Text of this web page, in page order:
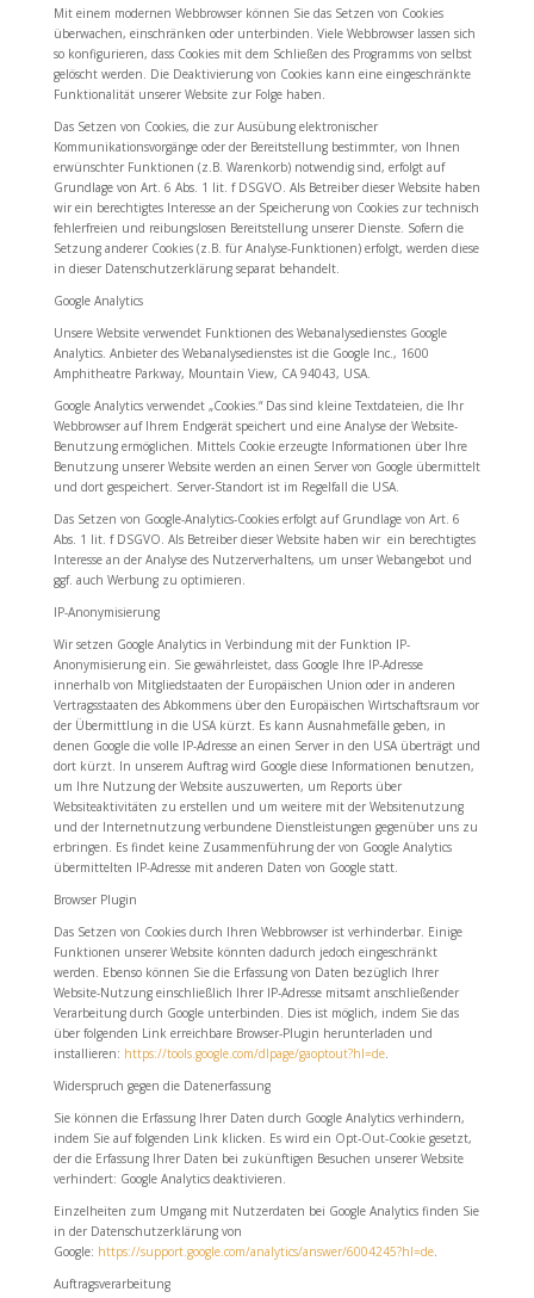
Mit einem modernen Webbrowser können Sie das Setzen von Cookies
überwachen, einschränken oder unterbinden. Viele Webbrowser lassen sich
so konfigurieren, dass Cookies mit dem Schließen des Programms von selbst
gelöscht werden. Die Deaktivierung von Cookies kann eine eingeschränkte
Funktionalität unserer Website zur Folge haben.
Das Setzen von Cookies, die zur Ausübung elektronischer
Kommunikationsvorgänge oder der Bereitstellung bestimmter, von Ihnen
erwünschter Funktionen (z.B. Warenkorb) notwendig sind, erfolgt auf
Grundlage von Art. 6 Abs. 1 lit. f DSGVO. Als Betreiber dieser Website haben
wir ein berechtigtes Interesse an der Speicherung von Cookies zur technisch
fehlerfreien und reibungslosen Bereitstellung unserer Dienste. Sofern die
Setzung anderer Cookies (z.B. für Analyse-Funktionen) erfolgt, werden diese
in dieser Datenschutzerklärung separat behandelt.
Google Analytics
Unsere Website verwendet Funktionen des Webanalysedienstes Google
Analytics. Anbieter des Webanalysedienstes ist die Google Inc., 1600
Amphitheatre Parkway, Mountain View, CA 94043, USA.
Google Analytics verwendet „Cookies.“ Das sind kleine Textdateien, die Ihr
Webbrowser auf Ihrem Endgerät speichert und eine Analyse der Website-
Benutzung ermöglichen. Mittels Cookie erzeugte Informationen über Ihre
Benutzung unserer Website werden an einen Server von Google übermittelt
und dort gespeichert. Server-Standort ist im Regelfall die USA.
Das Setzen von Google-Analytics-Cookies erfolgt auf Grundlage von Art. 6
Abs. 1 lit. f DSGVO. Als Betreiber dieser Website haben wir ein berechtigtes
Interesse an der Analyse des Nutzerverhaltens, um unser Webangebot und
ggf. auch Werbung zu optimieren.
IP-Anonymisierung
Wir setzen Google Analytics in Verbindung mit der Funktion IP-
Anonymisierung ein. Sie gewährleistet, dass Google Ihre IP-Adresse
innerhalb von Mitgliedstaaten der Europäischen Union oder in anderen
Vertragsstaaten des Abkommens über den Europäischen Wirtschaftsraum vor
der Übermittlung in die USA kürzt. Es kann Ausnahmefälle geben, in
denen Google die volle IP-Adresse an einen Server in den USA überträgt und
dort kürzt. In unserem Auftrag wird Google diese Informationen benutzen,
um Ihre Nutzung der Website auszuwerten, um Reports über
Websiteaktivitäten zu erstellen und um weitere mit der Websitenutzung
und der Internetnutzung verbundene Dienstleistungen gegenüber uns zu
erbringen. Es findet keine Zusammenführung der von Google Analytics
übermittelten IP-Adresse mit anderen Daten von Google statt.
Browser Plugin
Das Setzen von Cookies durch Ihren Webbrowser ist verhinderbar. Einige
Funktionen unserer Website könnten dadurch jedoch eingeschränkt
werden. Ebenso können Sie die Erfassung von Daten bezüglich Ihrer
Website-Nutzung einschließlich Ihrer IP-Adresse mitsamt anschließender
Verarbeitung durch Google unterbinden. Dies ist möglich, indem Sie das
über folgenden Link erreichbare Browser-Plugin herunterladen und
installieren: https://tools.google.com/dlpage/gaoptout?hl=de.
Widerspruch gegen die Datenerfassung
Sie können die Erfassung Ihrer Daten durch Google Analytics verhindern,
indem Sie auf folgenden Link klicken. Es wird ein Opt-Out-Cookie gesetzt,
der die Erfassung Ihrer Daten bei zukünftigen Besuchen unserer Website
verhindert: Google Analytics deaktivieren.
Einzelheiten zum Umgang mit Nutzerdaten bei Google Analytics finden Sie
in der Datenschutzerklärung von
Google: https://support.google.com/analytics/answer/6004245?hl=de.
Auftragsverarbeitung